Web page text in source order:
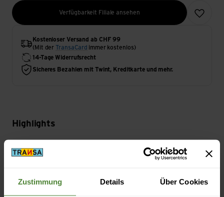
Zustimmung Details Über Cookies
Verfügbarkeit Filiale ansehen Zur
Kostenloser Versand ab CHF 99
(Mit derTransaCard immer kostenlos)
14-Tage Widerrufsrecht
Sicheres Bezahlen mit Twint, Kreditkarte und mehr.
Highlights
Aktivität